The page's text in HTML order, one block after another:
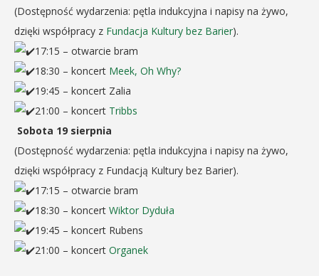
(Dostępność wydarzenia: pętla indukcyjna i napisy na żywo,
dzięki współpracy z Fundacja Kultury bez Barier).
17:15 – otwarcie bram
18:30 – koncert Meek, Oh Why?
19:45 – koncert Zalia
21:00 – koncert Tribbs
Sobota 19 sierpnia
(Dostępność wydarzenia: pętla indukcyjna i napisy na żywo,
dzięki współpracy z Fundacją Kultury bez Barier).
17:15 – otwarcie bram
18:30 – koncert Wiktor Dyduła
19:45 – koncert Rubens
21:00 – koncert Organek